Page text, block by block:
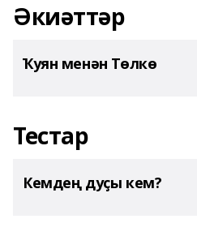
Әкиәттәр
Ҡуян менән Төлкө
Тестар
Кемдең дуҫы кем?